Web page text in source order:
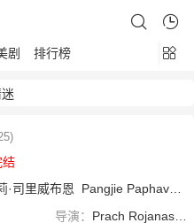
剧 排行榜
结
·司里威布恩
Pangjie Paphavarin Sawasdiwech
导演： Prach Rojanasinwilai